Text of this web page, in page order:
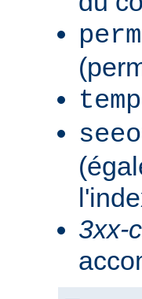
temp
3xx-